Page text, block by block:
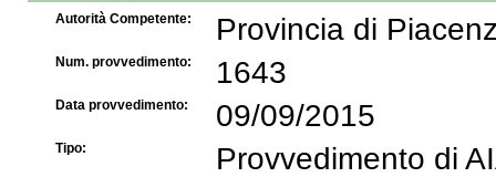
Autorità Competente: Provincia di
Num. provvedimento: 1643
Data provvedimento: 09/09/2015
Tipo: Provvedimento di